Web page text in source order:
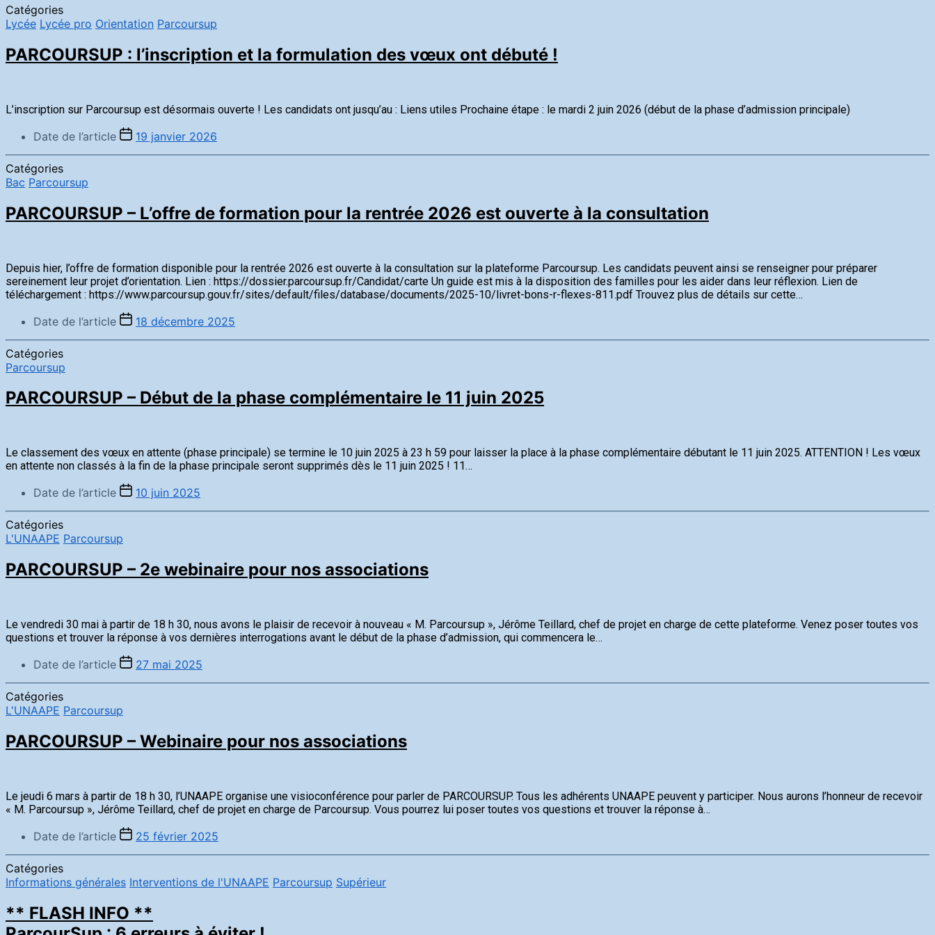
Catégories
Lycée Lycée pro Orientation Parcoursup
PARCOURSUP : l’inscription et la formulation des vœux ont débuté !
L’inscription sur Parcoursup est désormais ouverte ! Les candidats ont jusqu’au : Liens utiles Prochaine étape : le mardi 2 juin 2026 (début de la phase d’admission principale)
Date de l’article 19 janvier 2026
Catégories
Bac Parcoursup
PARCOURSUP – L’offre de formation pour la rentrée 2026 est ouverte à la consultation
Depuis hier, l’offre de formation disponible pour la rentrée 2026 est ouverte à la consultation sur la plateforme Parcoursup. Les candidats peuvent ainsi se renseigner pour préparer
sereinement leur projet d’orientation. Lien : https://dossier.parcoursup.fr/Candidat/carte Un guide est mis à la disposition des familles pour les aider dans leur réflexion. Lien de
téléchargement : https://www.parcoursup.gouv.fr/sites/default/files/database/documents/2025-10/livret-bons-r-flexes-811.pdf Trouvez plus de détails sur cette…
Date de l’article 18 décembre 2025
Catégories
Parcoursup
PARCOURSUP – Début de la phase complémentaire le 11 juin 2025
Le classement des vœux en attente (phase principale) se termine le 10 juin 2025 à 23 h 59 pour laisser la place à la phase complémentaire débutant le 11 juin 2025. ATTENTION ! Les vœux
en attente non classés à la fin de la phase principale seront supprimés dès le 11 juin 2025 ! 11…
Date de l’article 10 juin 2025
Catégories
L'UNAAPE Parcoursup
PARCOURSUP – 2e webinaire pour nos associations
Le vendredi 30 mai à partir de 18 h 30, nous avons le plaisir de recevoir à nouveau « M. Parcoursup », Jérôme Teillard, chef de projet en charge de cette plateforme. Venez poser toutes vos
questions et trouver la réponse à vos dernières interrogations avant le début de la phase d’admission, qui commencera le…
Date de l’article 27 mai 2025
Catégories
L'UNAAPE Parcoursup
PARCOURSUP – Webinaire pour nos associations
Le jeudi 6 mars à partir de 18 h 30, l’UNAAPE organise une visioconférence pour parler de PARCOURSUP. Tous les adhérents UNAAPE peuvent y participer. Nous aurons l’honneur de recevoir
« M. Parcoursup », Jérôme Teillard, chef de projet en charge de Parcoursup. Vous pourrez lui poser toutes vos questions et trouver la réponse à…
Date de l’article 25 février 2025
Catégories
Informations générales Interventions de l'UNAAPE Parcoursup Supérieur
** FLASH INFO **